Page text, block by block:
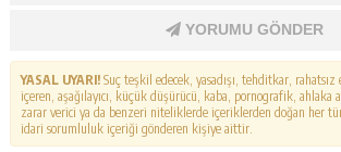
YORUMU GÖNDER
YASAL UYARI!Suç teşkil edecek, yasadışı, tehditkar,
içeren, aşağılayıcı, küçük düşürücü, kaba, pornografik, ahlaka
zarar verici ya da benzeri niteliklerde içeriklerden doğan her
idari sorumluluk içeriği gönderen kişiye aittir.